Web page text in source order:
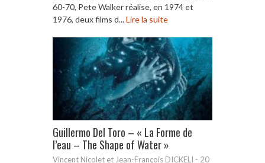
60-70, Pete Walker réalise, en 1974 et
1976, deux films d...Lire la suite
Guillermo Del Toro – « La Forme de
l’eau – The Shape of Water »
Vincent Nicolet et Jean-François DICKELI - 20